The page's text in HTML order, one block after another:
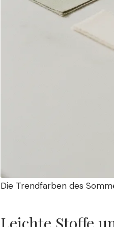
Die Trendfarben des
Leichte Stoffe